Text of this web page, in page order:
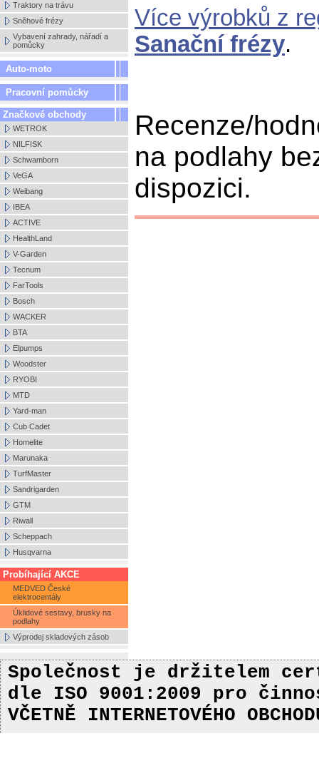
Traktory na trávu
Sněhové frézy
Vybavení zahrady, nářadí a
pomůcky
Auto-moto
Pracovní pomůcky
Značkové obchody
WETROK
NILFISK
Schwamborn
VeGA
Weibang
IBEA
ACTIVE
HealthLand
V-Garden
Tecnum
FarTools
Bosch
WACKER
BTA
Elpumps
Woodster
RYOBI
MTD
Yard-man
Cub Cadet
Homelite
Marunaka
TurfMaster
Sandrigarden
GTM
Riwall
Scheppach
Husqvarna
Probíhající AKCE
MEDVED České
elektrocentály
Úklidové sestavy, brusky na
podlahy
Výprodej skladových zásob
Více výrobků z
Sanační frézy.
Recenze/
na podlahy
dispozici.
Společnost je držitelem
dle ISO 9001:2009 pro
VČETNĚ INTERNETOVÉHO